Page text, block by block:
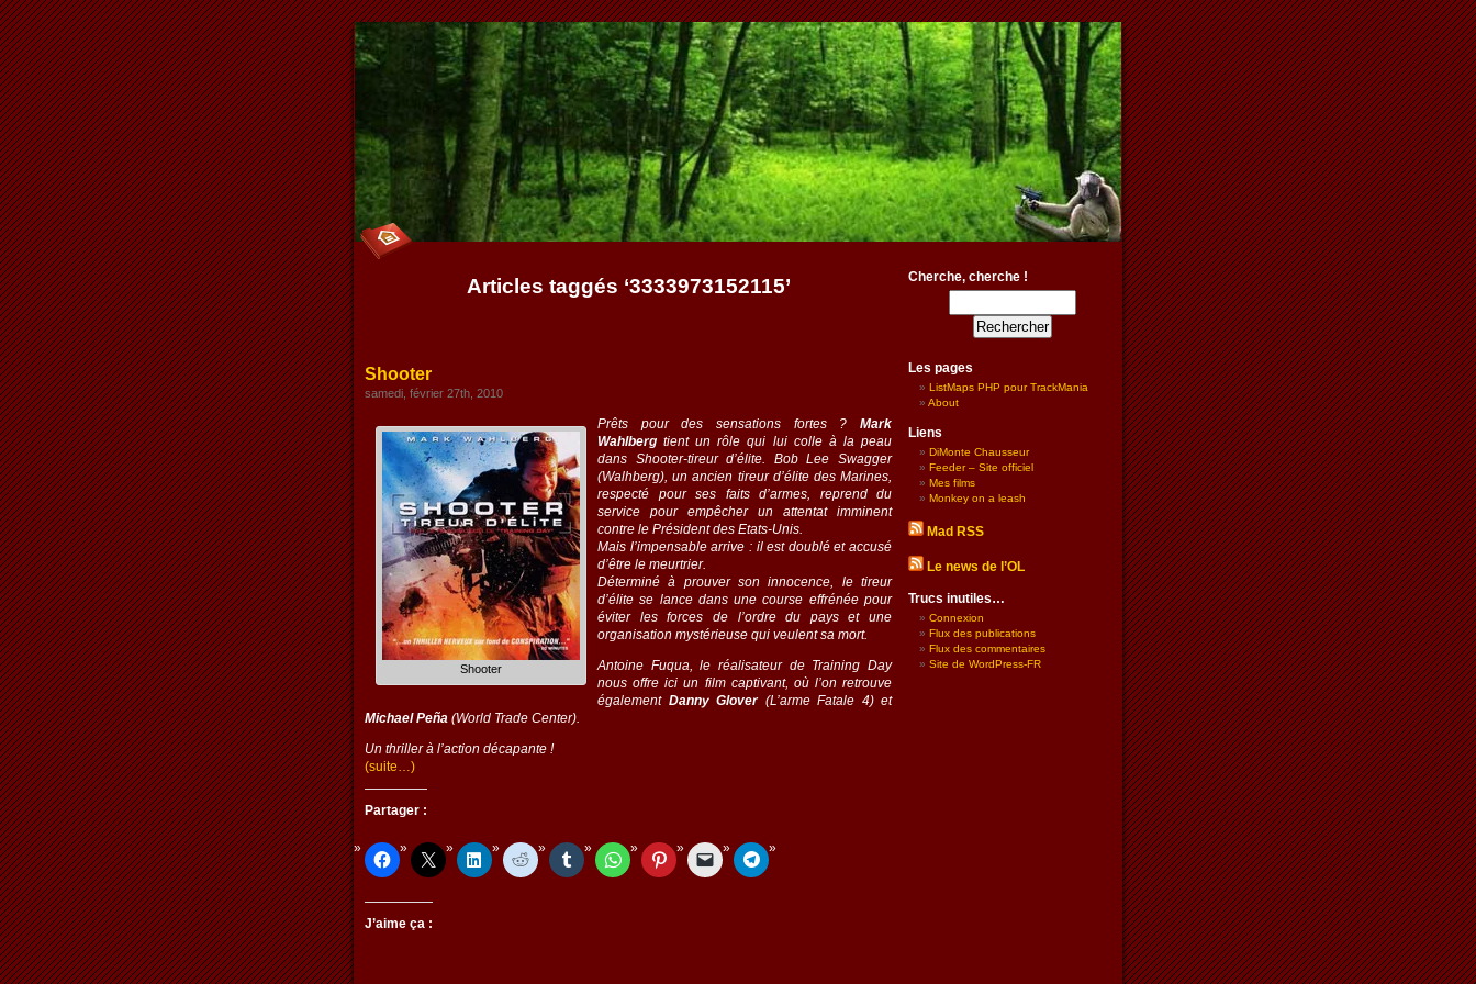
Articles taggés ‘3333973152115’
Shooter
samedi, février 27th, 2010
Shooter
Prêts pour des sensations fortes ? Mark
Wahlberg tient un rôle qui lui colle à la peau
dans Shooter-tireur d’élite. Bob Lee Swagger
(Walhberg), un ancien tireur d’élite des Marines,
respecté pour ses faits d’armes, reprend du
service pour empêcher un attentat imminent
contre le Président des Etats-Unis.
Mais l’impensable arrive : il est doublé et accusé
d’être le meurtrier.
Déterminé à prouver son innocence, le tireur
d’élite se lance dans une course effrénée pour
éviter les forces de l’ordre du pays et une
organisation mystérieuse qui veulent sa mort.
Antoine Fuqua, le réalisateur de Training Day
nous offre ici un film captivant, où l’on retrouve
également Danny Glover(L’arme Fatale 4) et
Michael Peña (World Trade Center).
Un thriller à l’action décapante !
(suite…)
Partager :
J’aime ça :
Cherche, cherche !
Les pages
ListMaps PHP pour TrackMania
About
Liens
DiMonte Chausseur
Feeder – Site officiel
Mes films
Monkey on a leash
Mad RSS
Le news de l’OL
Trucs inutiles…
Connexion
Flux des publications
Flux des commentaires
Site de WordPress-FR